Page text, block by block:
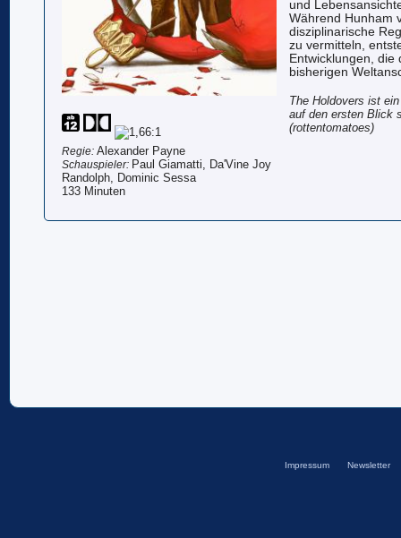
Regie: Alexander Payne
Schauspieler: Paul Giamatti, Da'Vine Joy
Randolph, Dominic Sessa
133 Minuten
und
Während Hunham
disziplinarische
zu vermitteln,
Entwicklungen,
bisherigen
The Holdovers ist
auf den ersten Blick
(rottentomatoes)